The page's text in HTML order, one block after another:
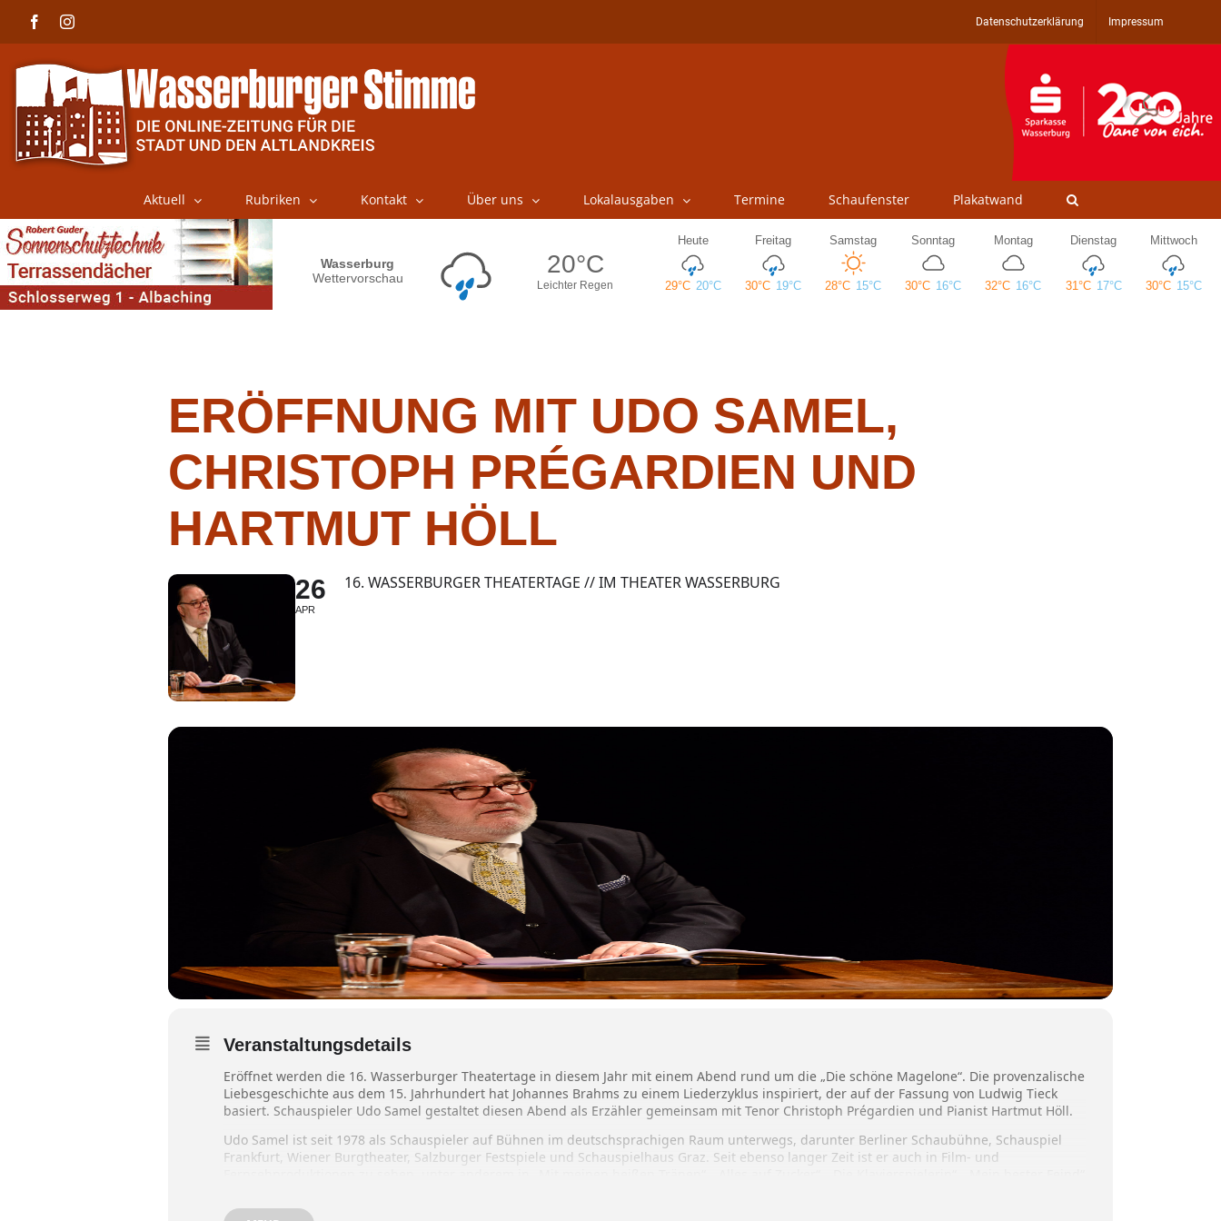
FacebookInstagram Datenschutzerklärung Impressum
Aktuell Rubriken Kontakt Über uns Lokalausgaben Termine Schaufenster Plakatwand
ERÖFFNUNG MIT UDO SAMEL,
CHRISTOPH PRÉGARDIEN UND
HARTMUT HÖLL
26
APR
16. WASSERBURGER THEATERTAGE // IM THEATER WASSERBURG
Veranstaltungsdetails
Eröffnet werden die 16. Wasserburger Theatertage in diesem Jahr mit einem Abend rund um die „Die schöne Magelone“. Die provenzalische
Liebesgeschichte aus dem 15. Jahrhundert hat Johannes Brahms zu einem Liederzyklus inspiriert, der auf der Fassung von Ludwig Tieck
basiert. Schauspieler Udo Samel gestaltet diesen Abend als Erzähler gemeinsam mit Tenor Christoph Prégardien und Pianist Hartmut Höll.
Udo Samel ist seit 1978 als Schauspieler auf Bühnen im deutschsprachigen Raum unterwegs, darunter Berliner Schaubühne, Schauspiel
Frankfurt, Wiener Burgtheater, Salzburger Festspiele und Schauspielhaus Graz. Seit ebenso langer Zeit ist er auch in Film- und
Auszeichnungen, die Udo Samel erhielt, zählen der Deutsche Darstellerpreis, der Adolf-Grimme-Preis und der Nestroy-Theaterpreis.